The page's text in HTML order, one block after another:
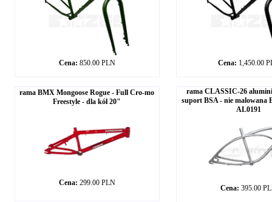
Cena: 850.00 PLN Cena: 1,450.00
rama BMX Mongoose Rogue - Full Cro-mo
Freestyle - dla kół 20"
Cena: 299.00 PLN
rama CLASSIC-26
suport BSA - nie malowana
AL0191
Cena: 395.00